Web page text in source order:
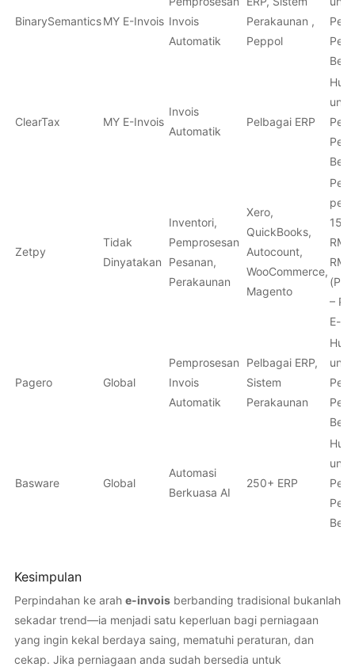
BinarySemanticsMY E-Invois Invois
Automatik
Perakaunan ,
Peppol
ClearTax MY E-Invois
Invois
Automatik
Pelbagai ERP
Zetpy
Tidak
Dinyatakan
Inventori,
Pemprosesan
Pesanan,
Perakaunan
Xero,
QuickBooks,
Autocount,
WooCommerce,
Magento
150
RM
RM
–
E-
Pagero Global
Pemprosesan
Invois
Automatik
Pelbagai ERP,
Sistem
Perakaunan
Basware Global
Automasi
Berkuasa AI
250+ ERP
Kesimpulan
Perpindahan ke arah e-invois berbanding tradisional bukanlah
sekadar trend—ia menjadi satu keperluan bagi perniagaan
yang ingin kekal berdaya saing, mematuhi peraturan, dan
cekap. Jika perniagaan anda sudah bersedia untuk